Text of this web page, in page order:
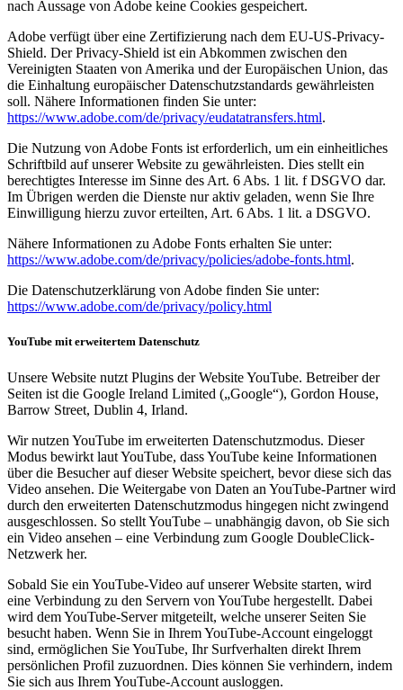
nach Aussage von Adobe keine Cookies gespeichert.
Adobe verfügt über eine Zertifizierung nach dem EU-US-Privacy-
Shield. Der Privacy-Shield ist ein Abkommen zwischen den
Vereinigten Staaten von Amerika und der Europäischen Union, das
die Einhaltung europäischer Datenschutzstandards gewährleisten
soll. Nähere Informationen finden Sie unter:
https://www.adobe.com/de/privacy/eudatatransfers.html.
Die Nutzung von Adobe Fonts ist erforderlich, um ein einheitliches
Schriftbild auf unserer Website zu gewährleisten. Dies stellt ein
berechtigtes Interesse im Sinne des Art. 6 Abs. 1 lit. f DSGVO dar.
Im Übrigen werden die Dienste nur aktiv geladen, wenn Sie Ihre
Einwilligung hierzu zuvor erteilten, Art. 6 Abs. 1 lit. a DSGVO.
Nähere Informationen zu Adobe Fonts erhalten Sie unter:
https://www.adobe.com/de/privacy/policies/adobe-fonts.html.
Die Datenschutzerklärung von Adobe finden Sie unter:
https://www.adobe.com/de/privacy/policy.html
YouTube mit erweitertem Datenschutz
Unsere Website nutzt Plugins der Website YouTube. Betreiber der
Seiten ist die Google Ireland Limited („Google“), Gordon House,
Barrow Street, Dublin 4, Irland.
Wir nutzen YouTube im erweiterten Datenschutzmodus. Dieser
Modus bewirkt laut YouTube, dass YouTube keine Informationen
über die Besucher auf dieser Website speichert, bevor diese sich das
Video ansehen. Die Weitergabe von Daten an YouTube-Partner wird
durch den erweiterten Datenschutzmodus hingegen nicht zwingend
ausgeschlossen. So stellt YouTube – unabhängig davon, ob Sie sich
ein Video ansehen – eine Verbindung zum Google DoubleClick-
Netzwerk her.
Sobald Sie ein YouTube-Video auf unserer Website starten, wird
eine Verbindung zu den Servern von YouTube hergestellt. Dabei
wird dem YouTube-Server mitgeteilt, welche unserer Seiten Sie
besucht haben. Wenn Sie in Ihrem YouTube-Account eingeloggt
sind, ermöglichen Sie YouTube, Ihr Surfverhalten direkt Ihrem
persönlichen Profil zuzuordnen. Dies können Sie verhindern, indem
Sie sich aus Ihrem YouTube-Account ausloggen.